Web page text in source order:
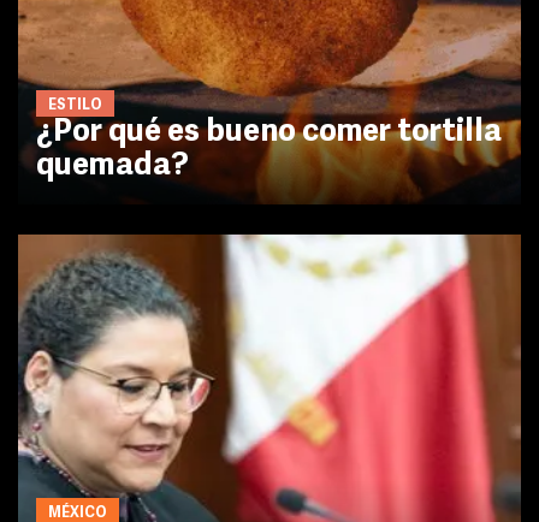
ESTILO
¿Por qué es bueno comer tortilla
quemada?
MÉXICO